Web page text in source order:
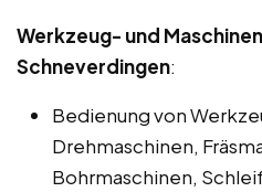
Werkzeug- und
Schneverdingen:
Bedienung von
Drehmaschinen,
Bohrmaschinen,